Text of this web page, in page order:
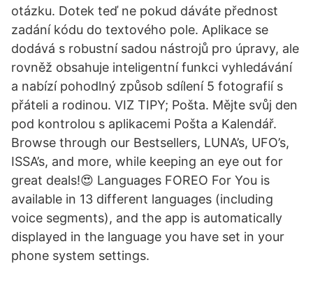
otázku. Dotek teď ne pokud dáváte přednost
zadání kódu do textového pole. Aplikace se
dodává s robustní sadou nástrojů pro úpravy, ale
rovněž obsahuje inteligentní funkci vyhledávání
a nabízí pohodlný způsob sdílení 5 fotografií s
přáteli a rodinou. VIZ TIPY; Pošta. Mějte svůj den
pod kontrolou s aplikacemi Pošta a Kalendář.
Browse through our Bestsellers, LUNA’s, UFO’s,
ISSA’s, and more, while keeping an eye out for
great deals!😍 Languages FOREO For You is
available in 13 different languages (including
voice segments), and the app is automatically
displayed in the language you have set in your
phone system settings.